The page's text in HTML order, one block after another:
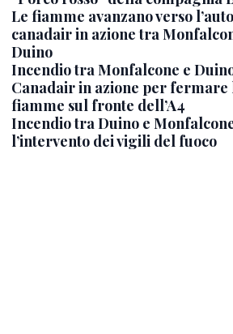
Le fiamme avanzano verso
canadair in azione tra
Duino
Incendio tra Monfalcone e
Canadair in azione per fermare
fiamme sul fronte dell’A4
Incendio tra Duino e
l’intervento dei vigili del fuoco